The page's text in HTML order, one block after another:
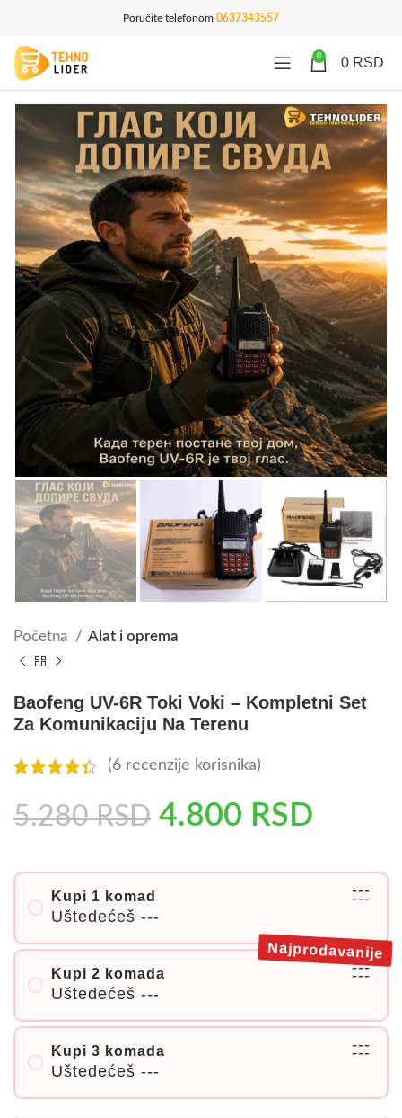
Poručite telefonom 0637343557
0 0 RSD
Početna Alat i oprema
Baofeng UV-6R Toki Voki – Kompletni Set
Za Komunikaciju Na Terenu
(6 recenzije korisnika)
5.280RSD 4.800 RSD
Kupi 1 komad
Uštedećeš ---
---
---
Kupi 2 komada
Uštedećeš ---
---
---
Najprodavanije
Kupi 3 komada
Uštedećeš ---
---
---